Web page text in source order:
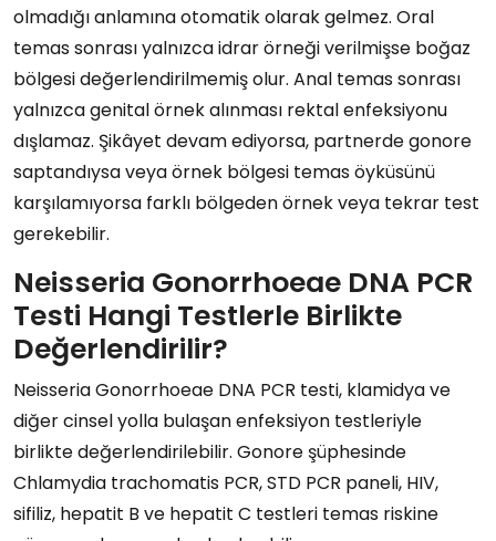
olmadığı anlamına otomatik olarak gelmez. Oral
temas sonrası yalnızca idrar örneği verilmişse boğaz
bölgesi değerlendirilmemiş olur. Anal temas sonrası
yalnızca genital örnek alınması rektal enfeksiyonu
dışlamaz. Şikâyet devam ediyorsa, partnerde gonore
saptandıysa veya örnek bölgesi temas öyküsünü
karşılamıyorsa farklı bölgeden örnek veya tekrar test
gerekebilir.
Neisseria Gonorrhoeae DNA PCR
Testi Hangi Testlerle Birlikte
Değerlendirilir?
Neisseria Gonorrhoeae DNA PCR testi, klamidya ve
diğer cinsel yolla bulaşan enfeksiyon testleriyle
birlikte değerlendirilebilir. Gonore şüphesinde
Chlamydia trachomatis PCR, STD PCR paneli, HIV,
sifiliz, hepatit B ve hepatit C testleri temas riskine